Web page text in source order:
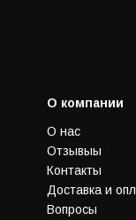
О компании
О нас
Отзывыы
Контакты
Доставка и
Вопросы